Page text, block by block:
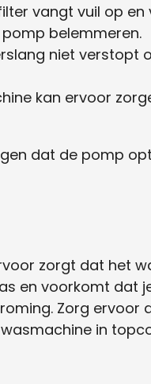
vangt vuil op
belemmeren.
niet verstopt
kan ervoor
dat de pomp
zorgt dat het
en voorkomt dat
Zorg ervoor
in